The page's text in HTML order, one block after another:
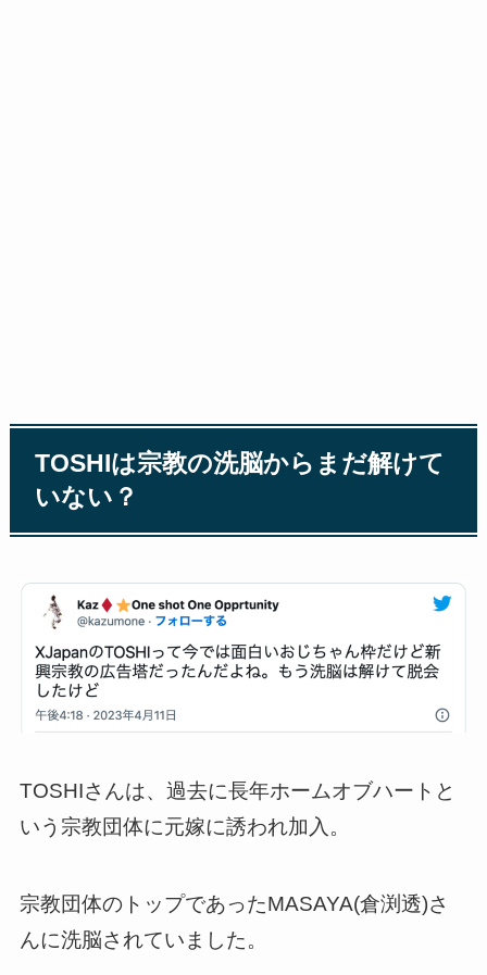
TOSHIは宗教の洗脳からまだ解けて
いない？
TOSHIさんは、過去に長年ホームオブハートと
いう宗教団体に元嫁に誘われ加入。
宗教団体のトップであったMASAYA(倉渕透)さ
んに洗脳されていました。